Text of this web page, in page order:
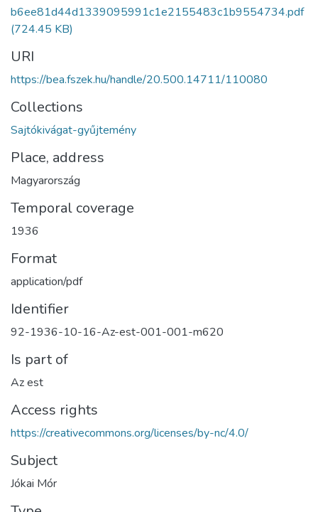
b6ee81d44d1339095991c1e2155483c1b9554734.pdf
(724.45 KB)
URI
https://bea.fszek.hu/handle/20.500.14711/110080
Collections
Sajtókivágat-gyűjtemény
Place, address
Magyarország
Temporal coverage
1936
Format
application/pdf
Identifier
92-1936-10-16-Az-est-001-001-m620
Is part of
Az est
Access rights
https://creativecommons.org/licenses/by-nc/4.0/
Subject
Jókai Mór